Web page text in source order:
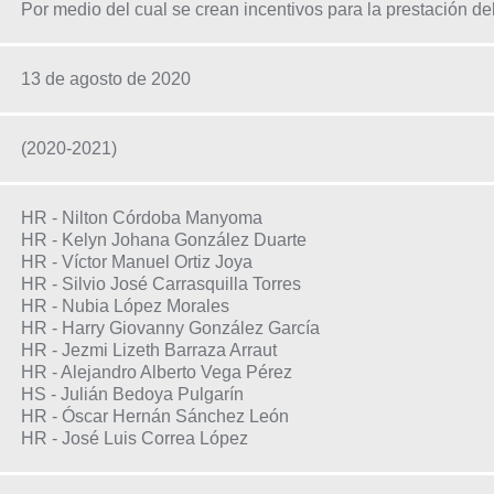
Por medio del cual se crean incentivos para la prestación
13 de agosto de 2020
(2020-2021)
HR - Nilton Córdoba Manyoma
HR - Kelyn Johana González Duarte
HR - Víctor Manuel Ortiz Joya
HR - Silvio José Carrasquilla Torres
HR - Nubia López Morales
HR - Harry Giovanny González García
HR - Jezmi Lizeth Barraza Arraut
HR - Alejandro Alberto Vega Pérez
HS - Julián Bedoya Pulgarín
HR - Óscar Hernán Sánchez León
HR - José Luis Correa López